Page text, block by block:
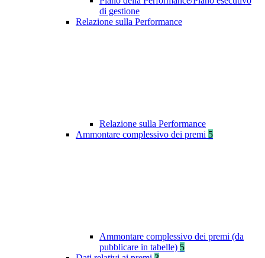
di gestione
Relazione sulla Performance
Relazione sulla Performance
Ammontare complessivo dei premi 5
Ammontare complessivo dei premi (da
pubblicare in tabelle) 5